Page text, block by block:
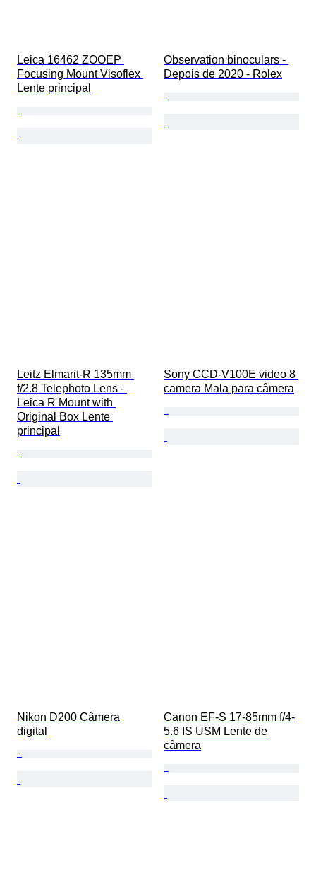
Leica 16462 ZOOEP
Focusing Mount Visoflex
Lente principal
Observation binoculars -
Depois de 2020 - Rolex
Leitz Elmarit-R 135mm
f/2.8 Telephoto Lens -
Leica R Mount with
Original Box Lente
principal
Sony CCD-V100E video 8
camera Mala para câmera
Nikon D200 Câmera
digital
Canon EF-S 17-85mm f/4-
5.6 IS USM Lente de
câmera